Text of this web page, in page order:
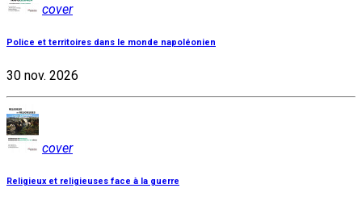
cover
Police et territoires dans le monde napoléonien
30 nov. 2026
cover
Religieux et religieuses face à la guerre